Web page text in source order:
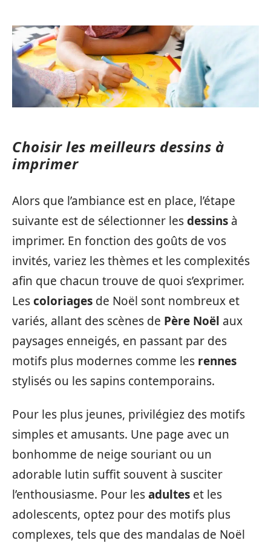
Choisir les meilleurs dessins à
imprimer
Alors que l’ambiance est en place, l’étape
suivante est de sélectionner lesdessins à
imprimer. En fonction des goûts de vos
invités, variez les thèmes et les complexités
afin que chacun trouve de quoi s’exprimer.
Lescoloriages de Noël sont nombreux et
variés, allant des scènes de Père Noël aux
paysages enneigés, en passant par des
motifs plus modernes comme les rennes
stylisés ou les sapins contemporains.
Pour les plus jeunes, privilégiez des motifs
simples et amusants. Une page avec un
bonhomme de neige souriant ou un
adorable lutin suffit souvent à susciter
l’enthousiasme. Pour lesadultes et les
adolescents, optez pour des motifs plus
complexes, tels que des mandalas de Noël